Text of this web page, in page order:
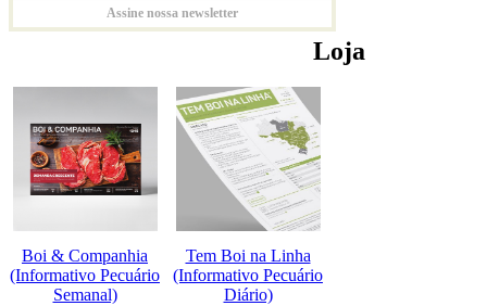
Assine nossa newsletter
Loja
Boi & Companhia
(Informativo Pecuário
Semanal)
Tem Boi na Linha
(Informativo Pecuário
Diário)